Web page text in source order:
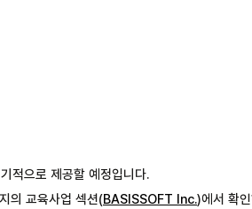
적으로 제공할 예정입니다.
의 교육사업 섹션(BASISSOFT Inc.)에서 확